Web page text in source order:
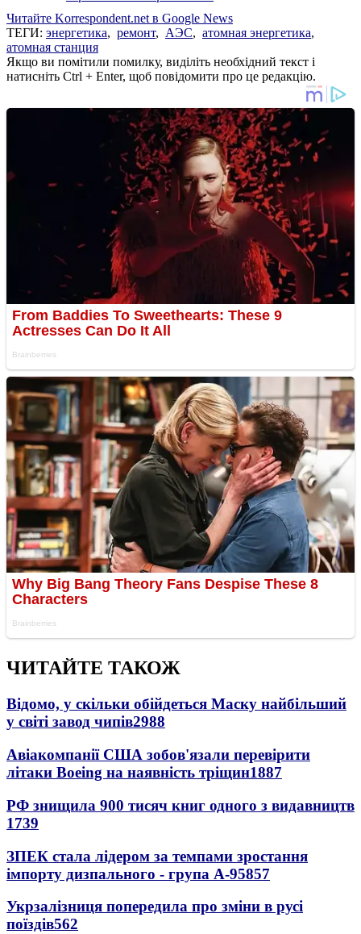
Читайте Korrespondent.net в Google News
ТЕГИ: энергетика, ремонт, АЭС, атомная энергетика,
атомная станция
Якщо ви помітили помилку, виділіть необхідний текст і
натисніть Ctrl + Enter, щоб повідомити про це редакцію.
ЧИТАЙТЕ ТАКОЖ
Відомо, у скільки обійдеться Маску найбільший
у світі завод чипів2988
Авіакомпанії США зобов'язали перевірити
літаки Boeing на наявність тріщин1887
РФ знищила 900 тисяч книг одного з видавництв
1739
ЗПЕК стала лідером за темпами зростання
імпорту дизпального - група А-95857
Укрзалізниця попередила про зміни в русі
поїздів562